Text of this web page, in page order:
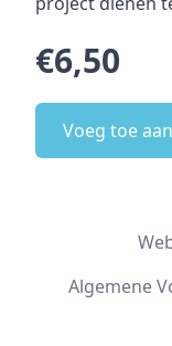
€6,50
Voeg toe
Algemene